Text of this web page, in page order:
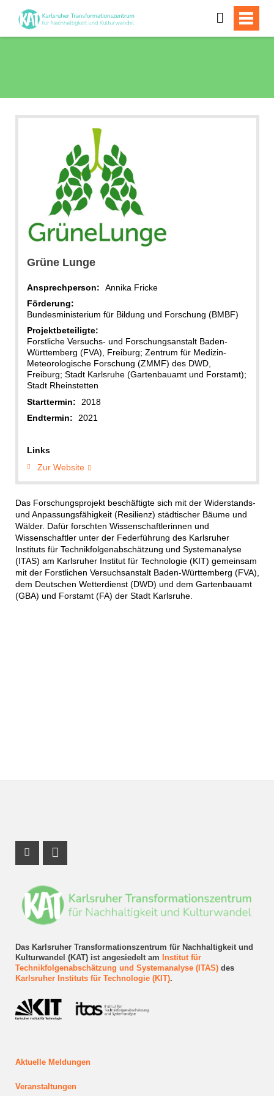
Grüne Lunge
Ansprechperson:
Annika Fricke
Förderung:
Bundesministerium für Bildung und Forschung (BMBF)
Projektbeteiligte:
Forstliche Versuchs- und Forschungsanstalt Baden-
Württemberg (FVA), Freiburg; Zentrum für Medizin-
Meteorologische Forschung (ZMMF) des DWD,
Freiburg; Stadt Karlsruhe (Gartenbauamt und Forstamt);
Stadt Rheinstetten
Starttermin:
2018
Endtermin:
2021
Links
Zur Website
Das Forschungsprojekt beschäftigte sich mit der Widerstands-
und Anpassungsfähigkeit (Resilienz) städtischer Bäume und
Wälder. Dafür forschten Wissenschaftlerinnen und
Wissenschaftler unter der Federführung des Karlsruher
Instituts für Technikfolgenabschätzung und Systemanalyse
(ITAS) am Karlsruher Institut für Technologie (KIT) gemeinsam
mit der Forstlichen Versuchsanstalt Baden-Württemberg (FVA),
dem Deutschen Wetterdienst (DWD) und dem Gartenbauamt
(GBA) und Forstamt (FA) der Stadt Karlsruhe.
Das Karlsruher Transformationszentrum für Nachhaltigkeit und
Kulturwandel (KAT) ist angesiedelt am
Institut für
Technikfolgenabschätzung und Systemanalyse (ITAS)des
Karlsruher Instituts für Technologie (KIT).
Aktuelle Meldungen
Veranstaltungen
Instagram Profil
LinkedIn Profil